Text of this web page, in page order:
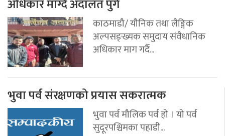
अधिकार माग्दै अदालत पुगे
काठमाडौ/ यौनिक तथा लैङ्गिक
अल्पसङ्ख्यक समुदाय संवैधानिक
अधिकार माग गर्दै...
भुवा पर्व संरक्षणको प्रयास सकरात्मक
भुवा पर्व मौलिक पर्व हो । यो पर्व
सुदूरपश्चिमका पहाडी...